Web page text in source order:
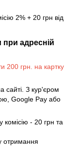
2% + 20 грн від
адресній
200 грн. на картку
сайті. З кур'єром
Google Pay або
комісію - 20 грн та
отримання